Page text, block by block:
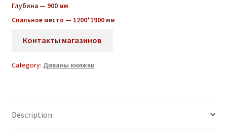
Глубина — 900 мм
Спальное место — 1200*1900 мм
Контакты магазинов
Category: Диваны книжки
Description